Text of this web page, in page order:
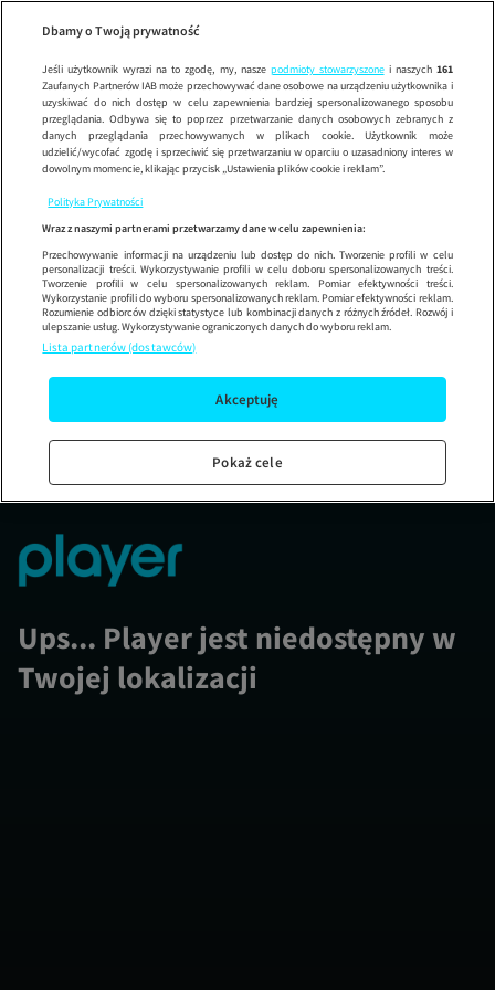
Wypróbuj aplikację mobilną
Korzystaj z łatwiejszej nawigacji i ciesz się szybszym
Ups... Player jest niedostępny w
Twojej lokalizacji
Dbamy o Twoją prywatność
Jeśli użytkownik wyrazi na to zgodę, my, nasze podmioty stowarzyszonei naszych 161
Zaufanych Partnerów IAB może przechowywać dane osobowe na urządzeniu użytkownika i
uzyskiwać do nich dostęp w celu zapewnienia bardziej spersonalizowanego sposobu
przeglądania. Odbywa się to poprzez przetwarzanie danych osobowych zebranych z
danych przeglądania przechowywanych w plikach cookie. Użytkownik może
udzielić/wycofać zgodę i sprzeciwić się przetwarzaniu w oparciu o uzasadniony interes w
dowolnym momencie, klikając przycisk „Ustawienia plików cookie i reklam”.
Polityka Prywatności
Wraz z naszymi partnerami przetwarzamy dane w celu zapewnienia:
Przechowywanie informacji na urządzeniu lub dostęp do nich. Tworzenie profili w celu
personalizacji treści. Wykorzystywanie profili w celu doboru spersonalizowanych treści.
Tworzenie profili w celu spersonalizowanych reklam. Pomiar efektywności treści.
Wykorzystanie profili do wyboru spersonalizowanych reklam. Pomiar efektywności reklam.
Rozumienie odbiorców dzięki statystyce lub kombinacji danych z różnych źródeł. Rozwój i
ulepszanie usług. Wykorzystywanie ograniczonych danych do wyboru reklam.
Lista partnerów (dostawców)
Akceptuję
Pokaż cele